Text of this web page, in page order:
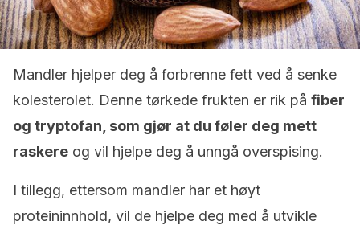
Mandler hjelper deg å forbrenne fett ved å senke
kolesterolet. Denne tørkede frukten er rik på fiber
og tryptofan, som gjør at du føler deg mett
raskere og vil hjelpe deg å unngå overspising.
I tillegg, ettersom mandler har et høyt
proteininnhold, vil de hjelpe deg med å utvikle